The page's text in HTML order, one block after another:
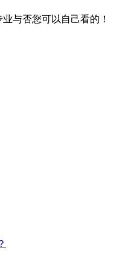
与否您可以自己看的！